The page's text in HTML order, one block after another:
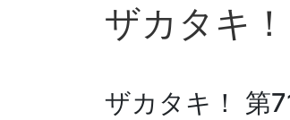
ザカタキ！
ザカタキ！ 第